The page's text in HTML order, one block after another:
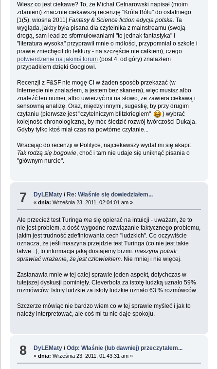
Wiesz co jest ciekawe? To, że Michał Cetnarowski napisał (moim
zdaniem) znacznie ciekawszą recenzję "Króla Bólu" do ostatniego
[1(5), wiosna 2011] Fantasy & Science fiction edycja polska . Ta
wygląda, jakby była pisana dla czytelnika z mainstreamu (swoją
drogą, sam lead ze sformułowaniami "to jednak fantastyka" i
"literatura wysoka" przyprawił mnie o mdłości, przypomniał o szkole i
prawie zniechęcił do lektury - na szczęście nie całkiem), czego
potwierdzenie na jakimś forum(post 4. od góry) znalazłem
przypadkiem dzięki Googlowi.
Recenzji z F&SF nie mogę Ci w żaden sposób przekazać (w
Internecie nie znalazłem, a jestem bez skanera), więc musisz albo
znaleźć ten numer, albo uwierzyć mi na słowo, że zawiera ciekawą i
sensowną analizę. Oraz, między innymi, sugestię, by przy drugim
czytaniu (pierwsze jest "czytelniczym blitzkriegiem"
) wybrać
kolejność chronologiczną, by móc śledzić rozwój twórczości Dukaja.
Gdyby tylko ktoś miał czas na powtórne czytanie...
Wracając do recenzji w Polityce, najciekawszy wydał mi się akapit
Tak rodzą się bogowie, choć i tam nie udaje się uniknąć pisania o
"głównym nurcie".
7 DyLEMaty / Re: Właśnie się dowiedziałem...
«dnia: Września 23, 2011, 02:04:01 am »
Ale przecież test Turinga masię opierać na intuicji - uważam, że to
nie jest problem, a dość wygodne rozwiązanie faktycznego problemu,
jakim jest trudność zdefiniowania cech "ludzkich". Co oczywiście
oznacza, że jeśli maszyna przejdzie test Turinga (co nie jest takie
łatwe...), to informacja jaką dostajemy brzmi: maszyna potrafi
sprawiać wrażenie, że jest człowiekiem. Nie mniej i nie więcej.
Zastanawia mnie w tej całej sprawie jeden aspekt, dotychczas w
tutejszej dyskusji pominięty. Cleverbota za istotę ludzką uznało 59%
rozmówców. Istoty ludzkie za istoty ludzkie uznało 63 % rozmówców.
Szczerze mówiąc nie bardzo wiem co w tej sprawie myśleć i jak to
należy interpretować, ale coś mi tu nie daje spokoju.
8 DyLEMaty /Odp: Właśnie (lub dawniej) przeczytałem...
«dnia: Września 23, 2011, 01:43:31 am »